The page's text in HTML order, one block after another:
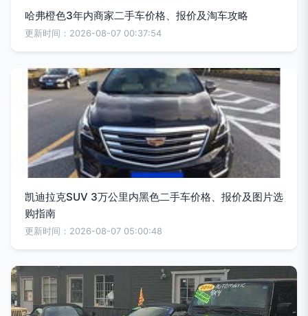
哈弗橙色3年内商家二手车价格、报价及淘车攻略
更新时间：2026-08-07 00:37:54
凯迪拉克SUV 3万公里内黑色二手车价格、报价及图片选
购指南
更新时间：2026-08-07 05:00:48